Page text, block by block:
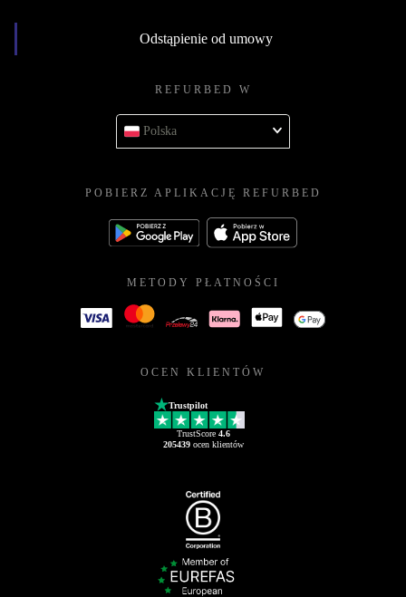
Odstąpienie od umowy
REFURBED W
Polska
POBIERZ APLIKACJĘ REFURBED
METODY PŁATNOŚCI
OCEN KLIENTÓW
Trustpilot
TrustScore 4.6
205439ocen klientów